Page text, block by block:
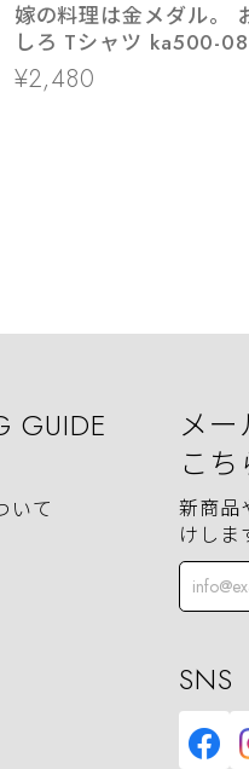
嫁の料理は金メダル。
しろ Tシャツ ka500-08 料
理自慢 おいしい 手料理
情 ありがとう 感謝 幸せ
¥2,480
GUIDE
いて
メ
こち
新商品
けしま
SNS